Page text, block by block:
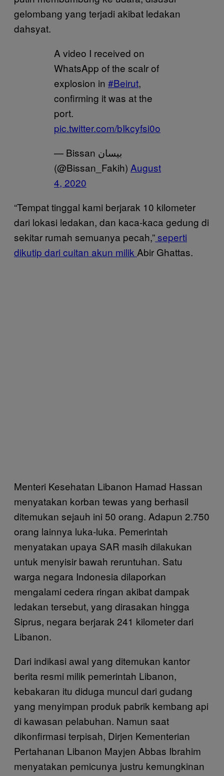
gelombang yang terjadi akibat ledakan
dahsyat.
A video I received on
WhatsApp of the scalr of
explosion in #Beirut,
confirming it was at the
port.
pic.twitter.com/bIkcyfsi0o
— Bissan بيسان
(@Bissan_Fakih) August
4, 2020
“Tempat tinggal kami berjarak 10 kilometer
dari lokasi ledakan, dan kaca-kaca gedung di
sekitar rumah semuanya pecah,”seperti
dikutip dari cuitan akun milik Abir Ghattas.
Menteri Kesehatan Libanon Hamad Hassan
menyatakan korban tewas yang berhasil
ditemukan sejauh ini 50 orang. Adapun 2.750
orang lainnya luka-luka. Pemerintah
menyatakan upaya SAR masih dilakukan
untuk menyisir bawah reruntuhan. Satu
warga negara Indonesia dilaporkan
mengalami cedera ringan akibat dampak
ledakan tersebut, yang dirasakan hingga
Siprus, negara berjarak 241 kilometer dari
Libanon.
Dari indikasi awal yang ditemukan kantor
berita resmi milik pemerintah Libanon,
kebakaran itu diduga muncul dari gudang
yang menyimpan produk pabrik kembang api
di kawasan pelabuhan. Namun saat
dikonfirmasi terpisah, Dirjen Kementerian
Pertahanan Libanon Mayjen Abbas Ibrahim
menyatakan pemicunya justru kemungkinan